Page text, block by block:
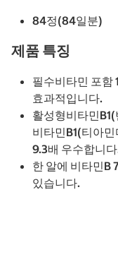
84정(84일분)
제품 특징
필수비타민 포함
효과적입니다.
활성형비타민
비타민B1(티아
9.3배 우수합니
한 알에 비타민B
있습니다.